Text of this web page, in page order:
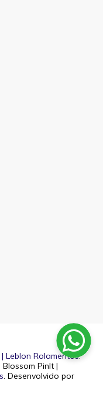
Leblon Rolamentos.
Blossom PinIt |
. Desenvolvido por